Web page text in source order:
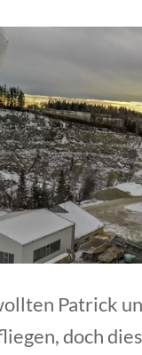
Patrick
doch